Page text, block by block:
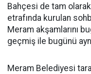
Bahçesi de tam
etrafında kurulan
Meram akşamlarını
geçmiş ile bugünü
Meram Belediyesi